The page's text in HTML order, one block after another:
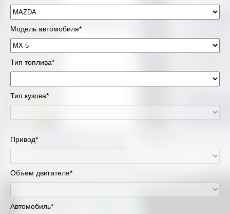
Модель автомобиля*
Тип топлива*
Тип кузова*
Привод*
Объем двигателя*
Автомобиль*